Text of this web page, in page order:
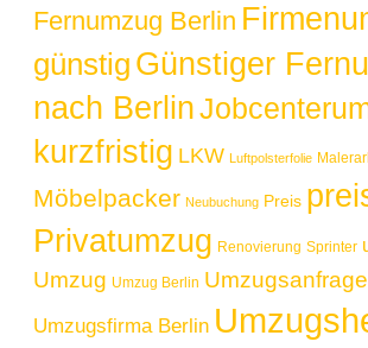
Fernumzug Berlin
günstig Günstiger
nach Berlin
kurzfristig LKW Luftpolsterfolie
Möbelpacker Neubuchung Preis
Privatumzug Renovierung Sprinter
Umzug Umzug Berlin Umzugsanfrage
Umzugsfirma Berlin